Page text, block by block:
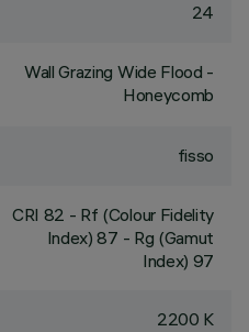
24
Wall Grazing Wide Flood -
Honeycomb
fisso
CRI 82 - Rf (Colour Fidelity
Index) 87 - Rg (Gamut
Index) 97
2200 K